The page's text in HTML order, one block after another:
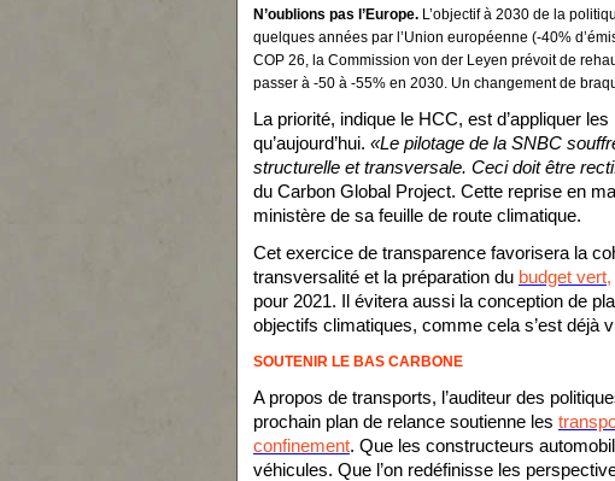
N’oublions pas l’Europe. L’objectif à 2030 de la
quelques années par l’Union européenne (-40%
COP 26, la Commission von der Leyen prévoit de
passer à -50 à -55% en 2030. Un changement de
La priorité, indique le HCC, est d’appliquer
qu’aujourd’hui. «Le pilotage de la SNBC
structurelle et transversale. Ceci doit être
du Carbon Global Project. Cette reprise en
ministère de sa feuille de route climatique.
Cet exercice de transparence favorisera la
transversalité et la préparation du budget vert,
pour 2021. Il évitera aussi la conception de
objectifs climatiques, comme cela s’est déjà
SOUTENIR LE BAS CARBONE
A propos de transports, l’auditeur des
prochain plan de relance soutienne les
confinement. Que les constructeurs
véhicules. Que l’on redéfinisse les